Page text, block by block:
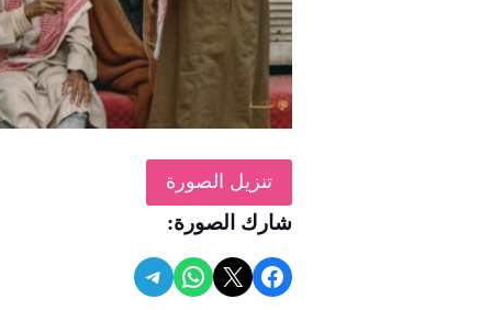
تنزيل الصورة
شارك الصورة:
Share on Facebook
Share on X
Share on WhatsApp
Share on Telegram